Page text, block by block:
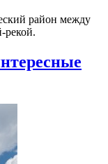
район между